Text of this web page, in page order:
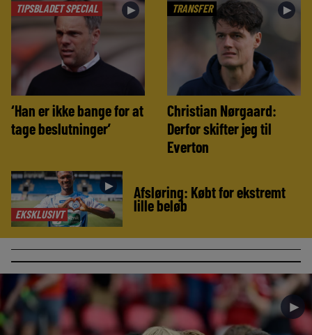
TIPSBLADET SPECIAL ►
‘Han er ikke bange for at
tage beslutninger’
TRANSFER ►
Christian Nørgaard:
Derfor skifter jeg til
Everton
EKSKLUSIVT
► Afsløring: Købt for ekstremt
lille beløb
►